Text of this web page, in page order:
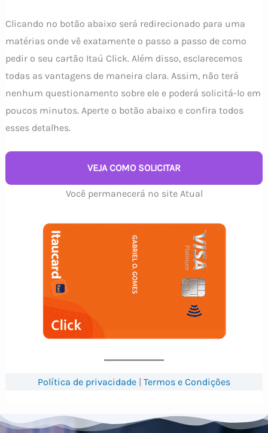
Clicando no botão abaixo será redirecionado para uma
matérias onde vê exatamente o passo a passo de como
pedir o seu cartão Itaú Click. Além disso, esclarecemos
todas as vantagens de maneira clara. Assim, não terá
nenhum questionamento sobre ele e poderá solicitá-lo em
poucos minutos. Aperte o botão abaixo e confira todos
esses detalhes.
VEJA COMO SOLICITAR
Você permanecerá no site Atual
Política de privacidade | Termos e Condições